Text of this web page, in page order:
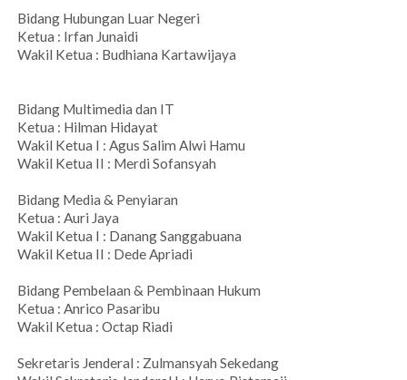
Bidang Hubungan Luar Negeri
Ketua : Irfan Junaidi
Wakil Ketua : Budhiana Kartawijaya
Bidang Multimedia dan IT
Ketua : Hilman Hidayat
Wakil Ketua I : Agus Salim Alwi Hamu
Wakil Ketua II : Merdi Sofansyah
Bidang Media & Penyiaran
Ketua : Auri Jaya
Wakil Ketua I : Danang Sanggabuana
Wakil Ketua II : Dede Apriadi
Bidang Pembelaan & Pembinaan Hukum
Ketua : Anrico Pasaribu
Wakil Ketua : Octap Riadi
Sekretaris Jenderal : Zulmansyah Sekedang